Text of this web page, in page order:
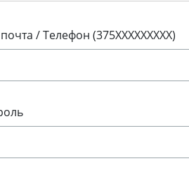
/ Телефон (375XXXXXXXXX)